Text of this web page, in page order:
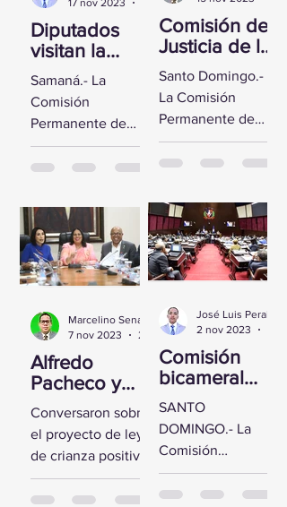
Diputados
visitan la
Fortaleza de
Santa
Bárbara de
Samaná
Samaná.- La
Comisión
Permanente de
Derechos
Humanos de la
Diputados visitó la
Fortaleza de Santa
Bárbara de
Samaná, a fin de...
Comisión de
Justicia de la
CD se reúne
con Yeni
Berenice
Reynoso
Santo Domingo.-
La Comisión
Permanente de
Justicia de la
Cámara de
un encuentro con
la Directora de
Persecución del...
Alfredo
Pacheco y
comisión de
diputados
reciben a la
Primera
Dama
Conversaron sobre
el proyecto de ley
de crianza positiva
SANTO
DOMINGO.- El
Marcelino Sena
7 nov 2023
Comisión
bicameral
inicia hoy el
estudio del
Presupuesto
General del
Estado 2024
SANTO
DOMINGO.- La
Comisión
Bicameral Especial
iniciará hoy los
José Luis Peralta
2 nov 2023